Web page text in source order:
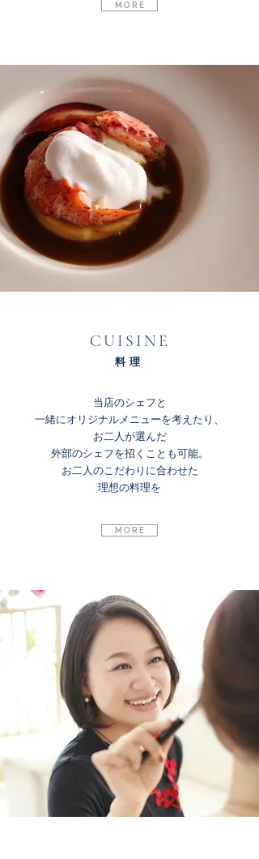
M O R E
​CUISINE
料理
当店のシェフと
一緒にオリジナルメニューを考えたり 、
お二人が選んだ
外部のシェフを招くことも可能。
お二人のこだわりに合わせた
理想の料理を
M O R E